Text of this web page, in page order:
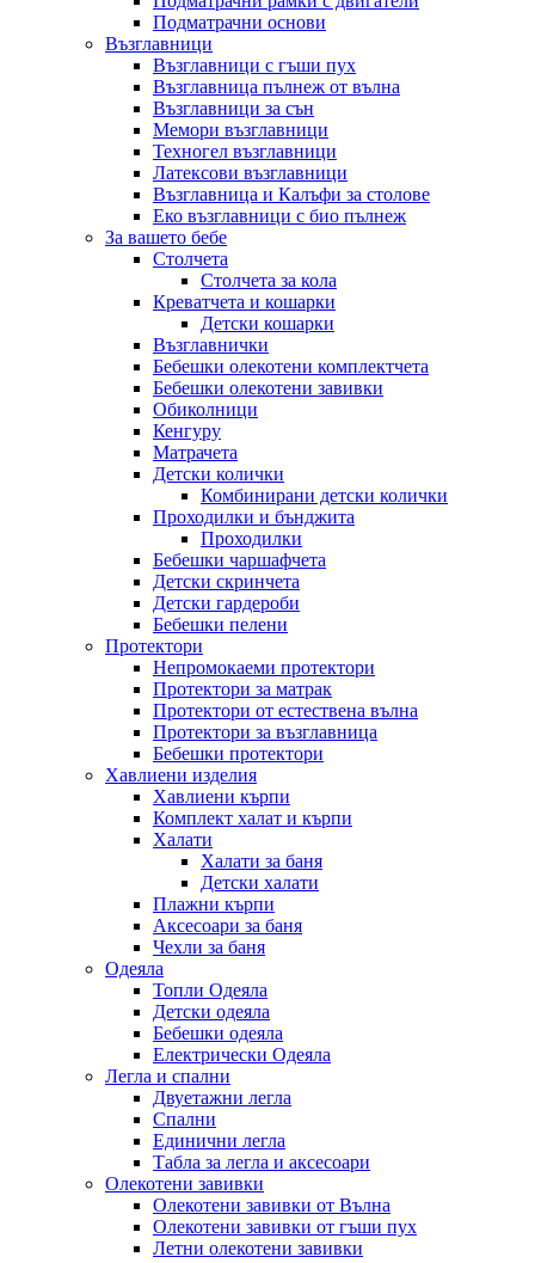
Подматрачни основи
Възглавници
Възглавници с гъши пух
Възглавница пълнеж от вълна
Възглавници за сън
Мемори възглавници
Техногел възглавници
Латексови възглавници
Възглавница и Калъфи за столове
Еко възглавници с био пълнеж
За вашето бебе
Столчета
Столчета за кола
Креватчета и кошарки
Детски кошарки
Възглавнички
Бебешки oлекотени комплектчета
Бебешки олекотени завивки
Обиколници
Кенгуру
Матрачета
Детски колички
Комбинирани детски колички
Проходилки и бънджита
Проходилки
Бебешки чаршафчета
Детски скринчета
Детски гардероби
Бебешки пелени
Протектори
Непромокаеми протектори
Протектори за матрак
Протектори от естествена вълна
Протектори за възглавница
Бебешки протектори
Хавлиени изделия
Хавлиени кърпи
Комплект халат и кърпи
Халати
Халати за баня
Детски халати
Плажни кърпи
Аксесоари за баня
Чехли за баня
Одеяла
Топли Одеяла
Детски одеяла
Бебешки одеяла
Електрически Одеяла
Легла и спални
Двуетажни легла
Спални
Единични легла
Табла за легла и аксесоари
Олекотени завивки
Олекотени завивки от Вълна
Олекотени завивки от гъши пух
Летни олекотени завивки